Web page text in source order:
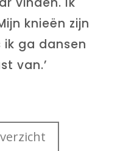
knieën zijn
ga dansen
van.’